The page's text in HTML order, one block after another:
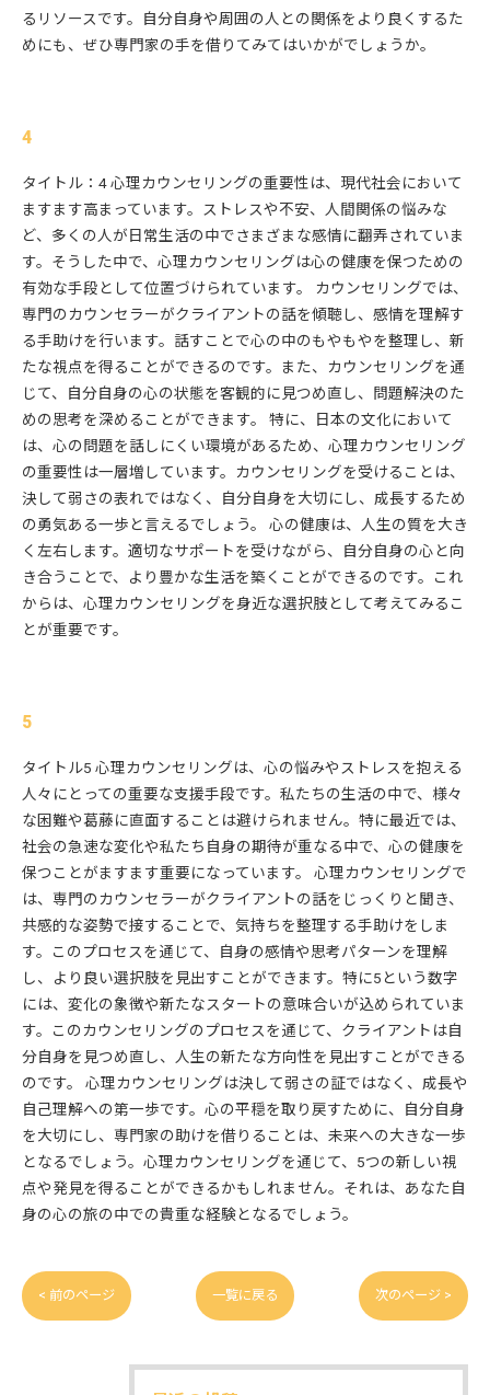
るリソースです。自分自身や周囲の人との関係をより良くするた
めにも、ぜひ専門家の手を借りてみてはいかがでしょうか。
4
タイトル：4 心理カウンセリングの重要性は、現代社会において
ますます高まっています。ストレスや不安、人間関係の悩みな
ど、多くの人が日常生活の中でさまざまな感情に翻弄されていま
す。そうした中で、心理カウンセリングは心の健康を保つための
有効な手段として位置づけられています。 カウンセリングでは、
専門のカウンセラーがクライアントの話を傾聴し、感情を理解す
る手助けを行います。話すことで心の中のもやもやを整理し、新
たな視点を得ることができるのです。また、カウンセリングを通
じて、自分自身の心の状態を客観的に見つめ直し、問題解決のた
めの思考を深めることができます。 特に、日本の文化において
は、心の問題を話しにくい環境があるため、心理カウンセリング
の重要性は一層増しています。カウンセリングを受けることは、
決して弱さの表れではなく、自分自身を大切にし、成長するため
の勇気ある一歩と言えるでしょう。 心の健康は、人生の質を大き
く左右します。適切なサポートを受けながら、自分自身の心と向
き合うことで、より豊かな生活を築くことができるのです。これ
からは、心理カウンセリングを身近な選択肢として考えてみるこ
とが重要です。
5
タイトル5 心理カウンセリングは、心の悩みやストレスを抱える
人々にとっての重要な支援手段です。私たちの生活の中で、様々
な困難や葛藤に直面することは避けられません。特に最近では、
社会の急速な変化や私たち自身の期待が重なる中で、心の健康を
保つことがますます重要になっています。 心理カウンセリングで
は、専門のカウンセラーがクライアントの話をじっくりと聞き、
共感的な姿勢で接することで、気持ちを整理する手助けをしま
す。このプロセスを通じて、自身の感情や思考パターンを理解
し、より良い選択肢を見出すことができます。特に5という数字
には、変化の象徴や新たなスタートの意味合いが込められていま
す。このカウンセリングのプロセスを通じて、クライアントは自
分自身を見つめ直し、人生の新たな方向性を見出すことができる
のです。 心理カウンセリングは決して弱さの証ではなく、成長や
自己理解への第一歩です。心の平穏を取り戻すために、自分自身
を大切にし、専門家の助けを借りることは、未来への大きな一歩
となるでしょう。心理カウンセリングを通じて、5つの新しい視
点や発見を得ることができるかもしれません。それは、あなた自
身の心の旅の中での貴重な経験となるでしょう。
< 前のページ 一覧に戻る 次のページ >